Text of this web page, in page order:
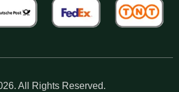
All Rights Reserved.